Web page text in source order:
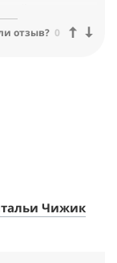
И что же мы
Стала больше
не делала
отзыв? 0
Чижик